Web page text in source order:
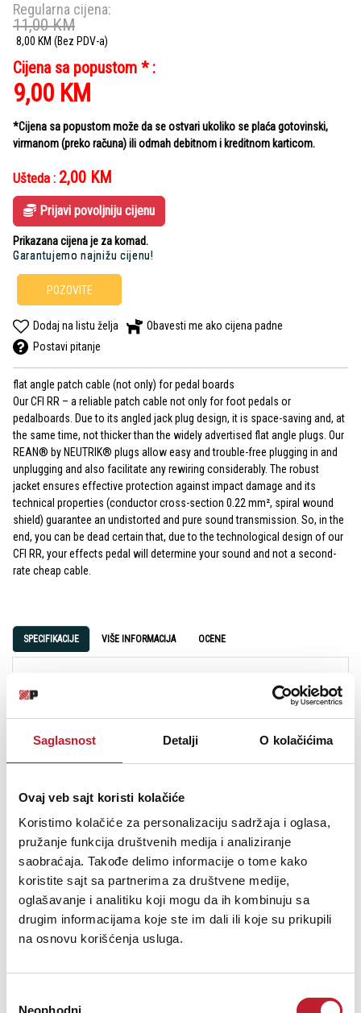
Saglasnost Detalji O kolačićima
Ovaj veb sajt koristi kolačiće
Koristimo kolačiće za personalizaciju sadržaja i oglasa,
pružanje funkcija društvenih medija i analiziranje
saobraćaja. Takođe delimo informacije o tome kako
koristite sajt sa partnerima za društvene medije,
oglašavanje i analitiku koji mogu da ih kombinuju sa
drugim informacijama koje ste im dali ili koje su prikupili
na osnovu korišćenja usluga.
Neophodni
Regularna cijena:
11,00KM
8,00 KM (Bez PDV-a)
Cijena sa popustom * :
9,00 KM
*Cijena sa popustom može da se ostvari ukoliko se plaća gotovinski,
virmanom (preko računa) ili odmah debitnom i kreditnom karticom.
Ušteda : 2,00 KM
Prijavi povoljniju cijenu
Prikazana cijena je za komad.
Garantujemo najnižu cijenu!
POZOVITE
Dodaj na listu želja
Obavesti me ako cijena padne
Postavi pitanje
flat angle patch cable (not only) for pedal boards
Our CFI RR – a reliable patch cable not only for foot pedals or
pedalboards. Due to its angled jack plug design, it is space-saving and, at
the same time, not thicker than the widely advertised flat angle plugs. Our
REAN® by NEUTRIK® plugs allow easy and trouble-free plugging in and
unplugging and also facilitate any rewiring considerably. The robust
jacket ensures effective protection against impact damage and its
technical properties (conductor cross-section 0.22 mm², spiral wound
shield) guarantee an undistorted and pure sound transmission. So, in the
end, you can be dead certain that, due to the technological design of our
CFI RR, your effects pedal will determine your sound and not a second-
rate cheap cable.
SPECIFIKACIJE VIŠE INFORMACIJA OCENE
cable essentials cable 5
Jacket PVC
cable assign RR
connector brand REAN ®
Technical facts
Conductor area 0.22 mm²
AWG AWG 24
Composition of conductor 7 x 0.20 mm
Conductor resistance 80 Ohm/km
Shielding spiral shield
Capacity cond.-cond. (pF/m) 140 pF/m
category Guitar/Instrument
diameter 5.9 ± 0.2 mm